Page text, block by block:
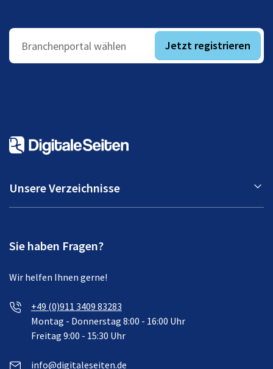
Branchenportal wählen Jetzt registrieren
Unsere Verzeichnisse
Sie haben Fragen?
Wir helfen Ihnen gerne!
+49 (0)911 3409 83283
Montag - Donnerstag 8:00 - 16:00 Uhr
Freitag 9:00 - 15:30 Uhr
info@digitaleseiten.de